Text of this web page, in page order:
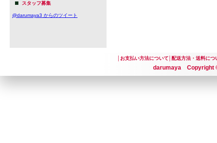
スタッフ募集
@darumaya3 からのツイート
お支払い方法について│ 配送方法・送料につ
darumaya Copyright